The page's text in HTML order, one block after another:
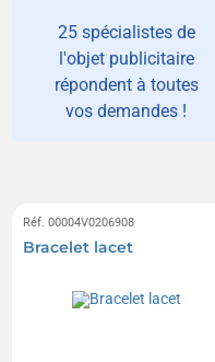
25 spécialistes de
l'objet publicitaire
répondent à toutes
vos demandes !
Réf. 00004V0206908
Bracelet lacet